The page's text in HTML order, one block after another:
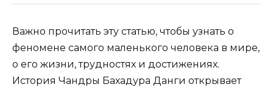
Важно прочитать эту статью, чтобы узнать о
феномене самого маленького человека в мире,
о его жизни, трудностях и достижениях.
История Чандры Бахадура Данги открывает